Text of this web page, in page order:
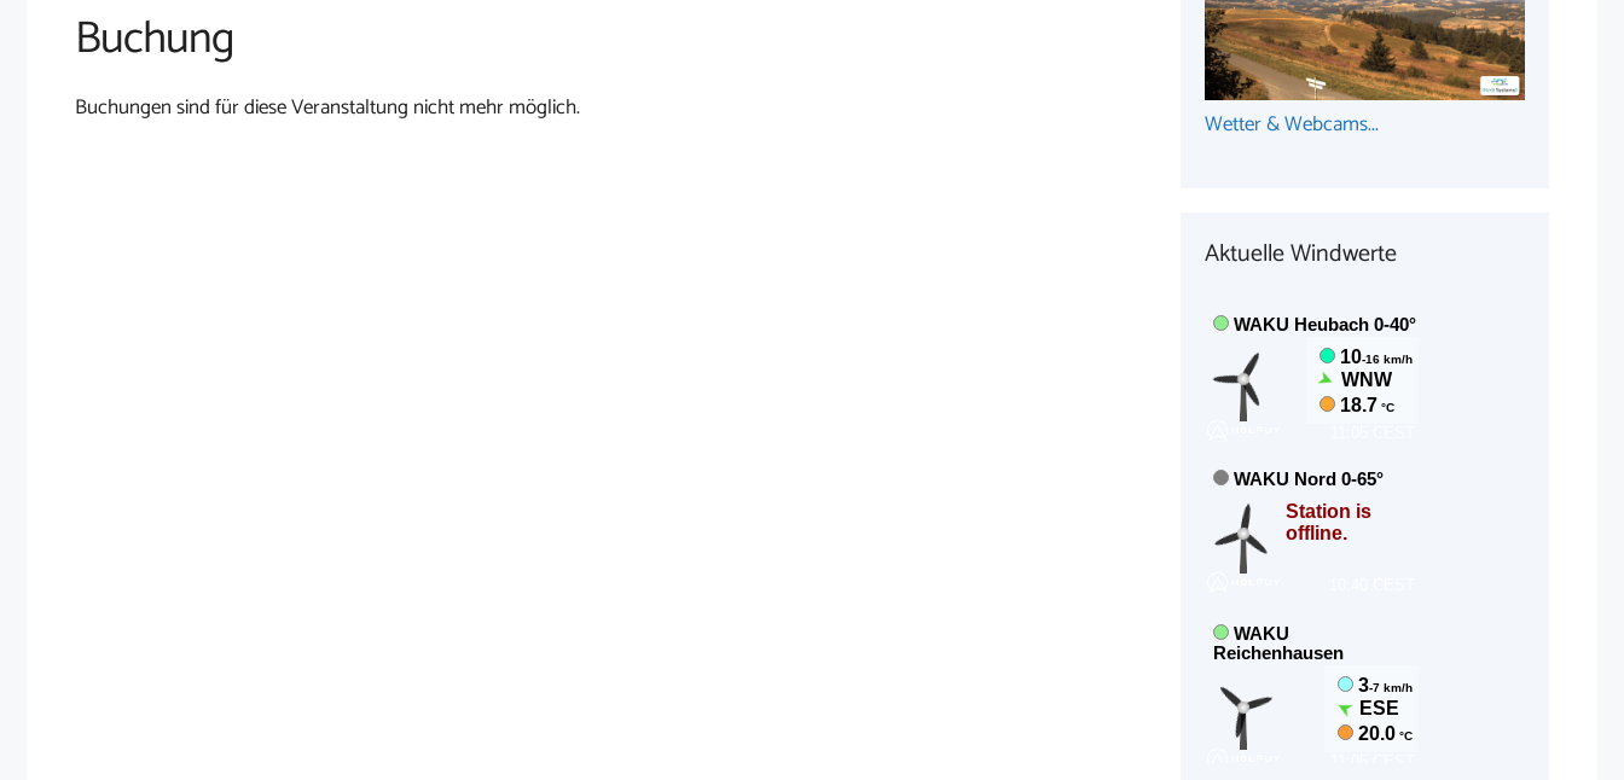
Buchung
Buchungen sind für diese Veranstaltung nicht mehr möglich. Wetter & Webcams...
Aktuelle Windwerte